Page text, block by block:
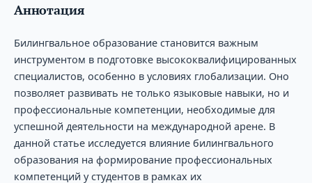
Аннотация
Билингвальное образование становится важным
инструментом в подготовке высококвалифицированных
специалистов, особенно в условиях глобализации. Оно
позволяет развивать не только языковые навыки, но и
профессиональные компетенции, необходимые для
успешной деятельности на международной арене. В
данной статье исследуется влияние билингвального
образования на формирование профессиональных
компетенций у студентов в рамках их